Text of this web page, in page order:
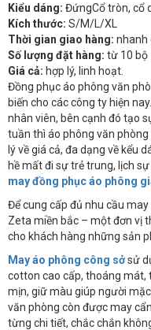
Kiểu dáng: ĐứngCổ tròn, cổ
Kích thước: S/M/L/XL
Thời gian giao hàng: nhanh
Số lượng đặt hàng: từ 10 bộ
Giá cả: hợp lý, linh hoạt.
Đồng phục áo phông văn
biến cho các công ty hiện
nhân viên, bên cạnh đó tạo
tuần thì áo phông văn
lý về giá cả, đa dạng về kểu
hề mất đi sự trẻ trung, lịch
may đồng phục áo phông
Để cung cấp đủ nhu cầu
Zeta miền bắc – một đơn vị
cho khách hàng những sản
May áo phông công sởsử
cotton cao cấp, thoáng
mịn, giữ màu giúp người
văn phòng còn được may
từng chi tiết, chắc chắn